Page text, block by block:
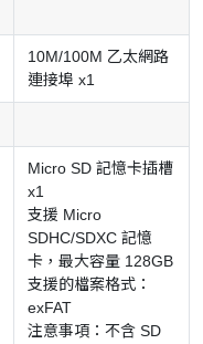
10M/100M 乙太網路
連接埠 x1
Micro SD 記憶卡插槽
x1
支援 Micro
SDHC/SDXC 記憶
卡，最大容量 128GB
支援的檔案格式：
exFAT
注意事項：不含 SD